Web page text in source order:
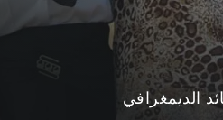
الديمغرافي